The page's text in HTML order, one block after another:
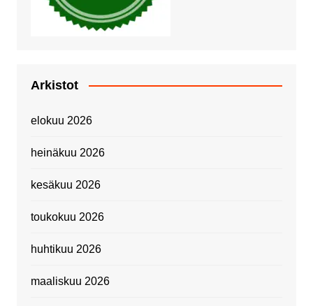
Arkistot
elokuu 2026
heinäkuu 2026
kesäkuu 2026
toukokuu 2026
huhtikuu 2026
maaliskuu 2026